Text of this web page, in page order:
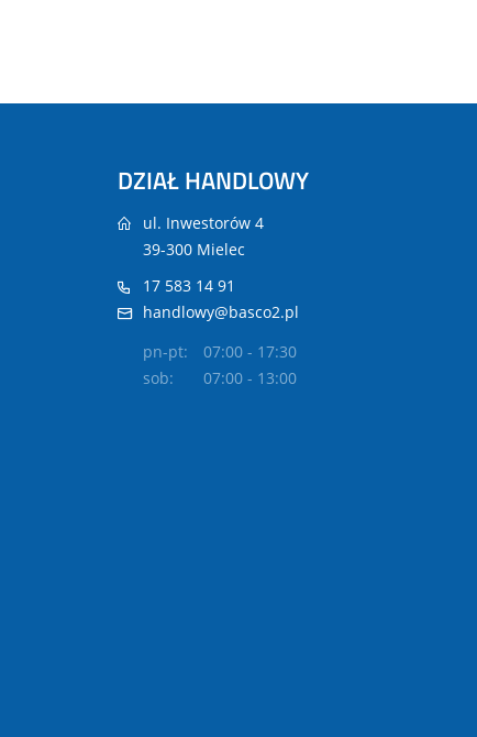
DZIAŁ HANDLOWY
ul. Inwestorów 4
39-300 Mielec
17 583 14 91
handlowy@basco2.pl
pn-pt:
07:00 - 17:30
sob:
07:00 - 13:00